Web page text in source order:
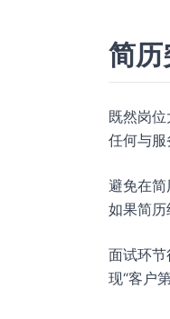
简历
既然岗
任何与服
避免在简
如果简
面试环节
现“客户